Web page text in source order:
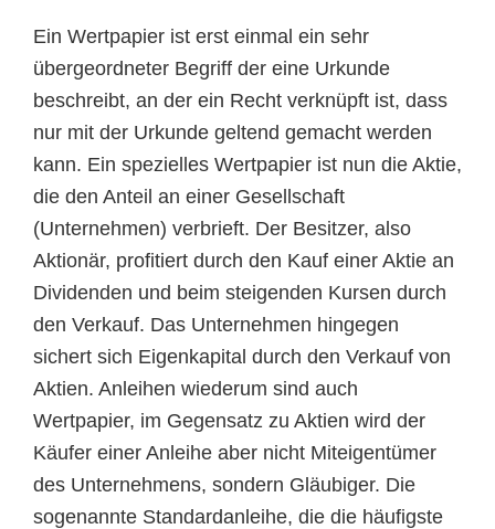
Ein Wertpapier ist erst einmal ein sehr
übergeordneter Begriff der eine Urkunde
beschreibt, an der ein Recht verknüpft ist, dass
nur mit der Urkunde geltend gemacht werden
kann. Ein spezielles Wertpapier ist nun die Aktie,
die den Anteil an einer Gesellschaft
(Unternehmen) verbrieft. Der Besitzer, also
Aktionär, profitiert durch den Kauf einer Aktie an
Dividenden und beim steigenden Kursen durch
den Verkauf. Das Unternehmen hingegen
sichert sich Eigenkapital durch den Verkauf von
Aktien. Anleihen wiederum sind auch
Wertpapier, im Gegensatz zu Aktien wird der
Käufer einer Anleihe aber nicht Miteigentümer
des Unternehmens, sondern Gläubiger. Die
sogenannte Standardanleihe, die die häufigste